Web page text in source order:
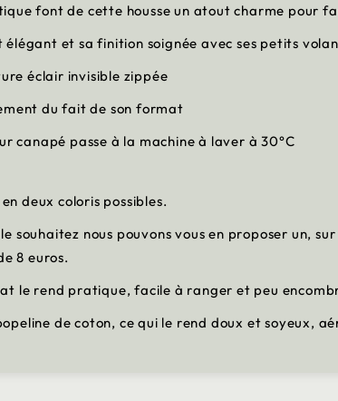
font de cette housse un atout charme pour
élégant et sa finition soignée avec ses petits
éclair invisible zippée
du fait de son format
canapé passe à la machine à laver à 30°C
deux coloris possibles.
souhaitez nous pouvons vous en proposer un,
8 euros.
le rend pratique, facile à ranger et peu
de coton, ce qui le rend doux et soyeux,